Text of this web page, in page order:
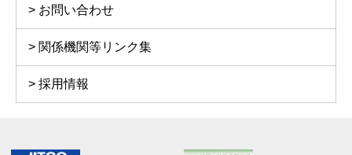
お問い合わせ
関係機関等リンク集
採用情報